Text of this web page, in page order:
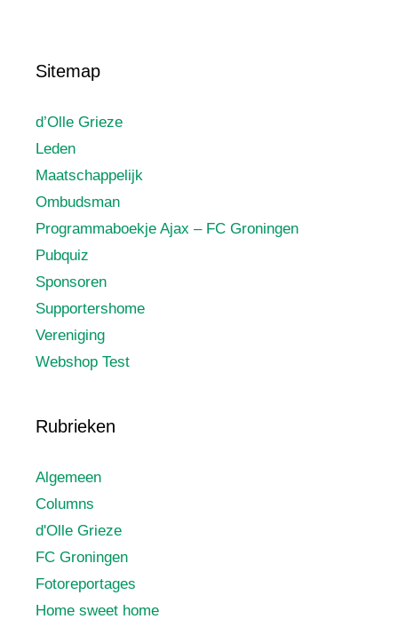
Sitemap
d’Olle Grieze
Leden
Maatschappelijk
Ombudsman
Programmaboekje Ajax – FC Groningen
Pubquiz
Sponsoren
Supportershome
Vereniging
Webshop Test
Rubrieken
Algemeen
Columns
d'Olle Grieze
FC Groningen
Fotoreportages
Home sweet home